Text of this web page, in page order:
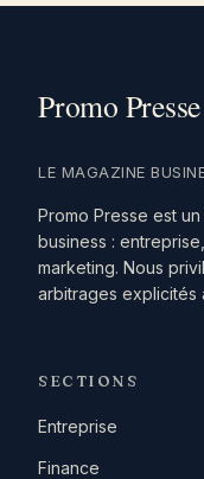
LE MAGAZINE
Promo Presse est
business :
marketing. Nous
arbitrages explicités
SECTIONS
Entreprise
Finance